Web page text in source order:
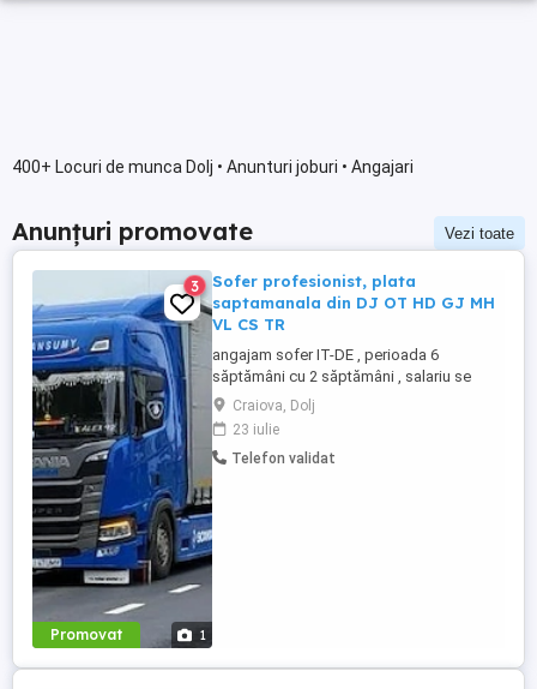
400+ Locuri de munca Dolj • Anunturi joburi • Angajari
Anunțuri promovate Vezi toate
Promovat 1
3
Sofer profesionist, plata
saptamanala din DJ OT HD GJ MH
VL CS TR
angajam sofer IT-DE , perioada 6
săptămâni cu 2 săptămâni , salariu se
plateste saptamanal 105 euro zi , pe
perioada de stationare se plateste salariul
pe tara. camioane 2025.
Craiova, Dolj
23 iulie
Telefon validat